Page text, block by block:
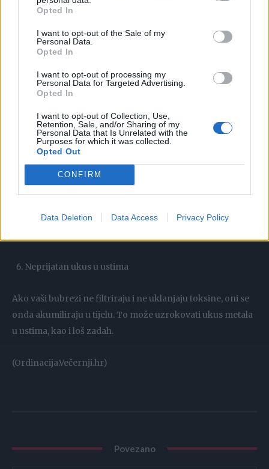
Opted In
I want to opt-out of the Sale of my
Personal Data.
Opted In
I want to opt-out of processing my
Personal Data for Targeted Advertising.
Opted In
I want to opt-out of Collection, Use,
Retention, Sale, and/or Sharing of my
Personal Data that Is Unrelated with the
Purposes for which it was collected.
Opted Out
CONFIRM
Data Deletion Data Access Privacy Policy
Osjećate umor konstantno
Svakom se dogodi dan da je umoran, neraspoložen i sl.
uprkos dovoljnoj količini sna. Međutim, umor nekad može
biti uzrokovan nedostatkom eritropoetina, hormona koji
se luči u bubrezima. Stoga, ukoliko imate manjak ovoga
pokazatelj da nešto sa vašim bubrezima nije u redu.
Anemija
I anemija je povezana sa nedostakom eritropoetina budući
zrnaca. Ako ste anemični, prekontrolišite i zdravlje
Neprijatan ukus u ustima
Ako vaši bubrezi ne filtriraju i ne uklanjaju toksine, oni se
onda akumiliraju u tijelu. To može uzrokovati ukus metala
u ustima, kao i loš zadah.
(Ordinacija.Večernji.hr)
Povezano